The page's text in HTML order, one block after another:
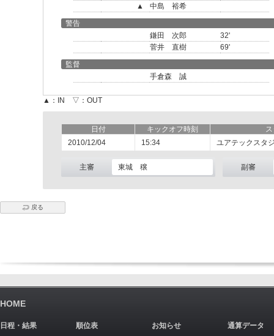
▲
中島 裕希
警告
鎌田 次郎
32'
菅井 直樹
69'
監督
手倉森 誠
▲：IN ▽：OUT
日付 キックオフ時刻
2010/12/04
15:34 ユアテックスタ
主審 東城 穣 副審
戻る
HOME
日程・結果 順位表 お知らせ 通算データ